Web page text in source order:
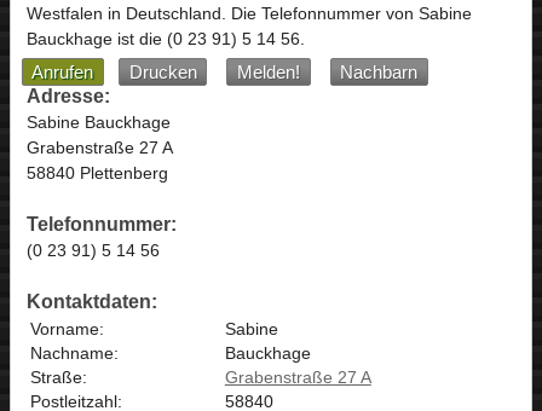
Westfalen in Deutschland. Die Telefonnummer von Sabine
Bauckhage ist die (0 23 91) 5 14 56.
Anrufen Drucken Melden!
Nachbarn
Adresse:
Sabine Bauckhage
Grabenstraße 27 A
58840 Plettenberg
Telefonnummer:
(0 23 91) 5 14 56
Kontaktdaten:
Vorname:
Sabine
Nachname:
Bauckhage
Straße:
Grabenstraße 27 A
Postleitzahl:
58840